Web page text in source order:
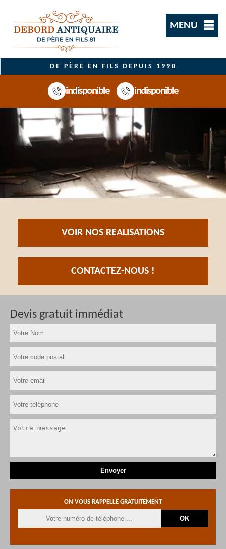
MENU
DE PÈRE EN FILS DEPUIS 1990
indisponible indisponible
VOIR NOS REALISATIONS
CONTACTEZ-NOUS !
Devis gratuit immédiat
ON VOUS RAPPELLE GRATUITEMENT